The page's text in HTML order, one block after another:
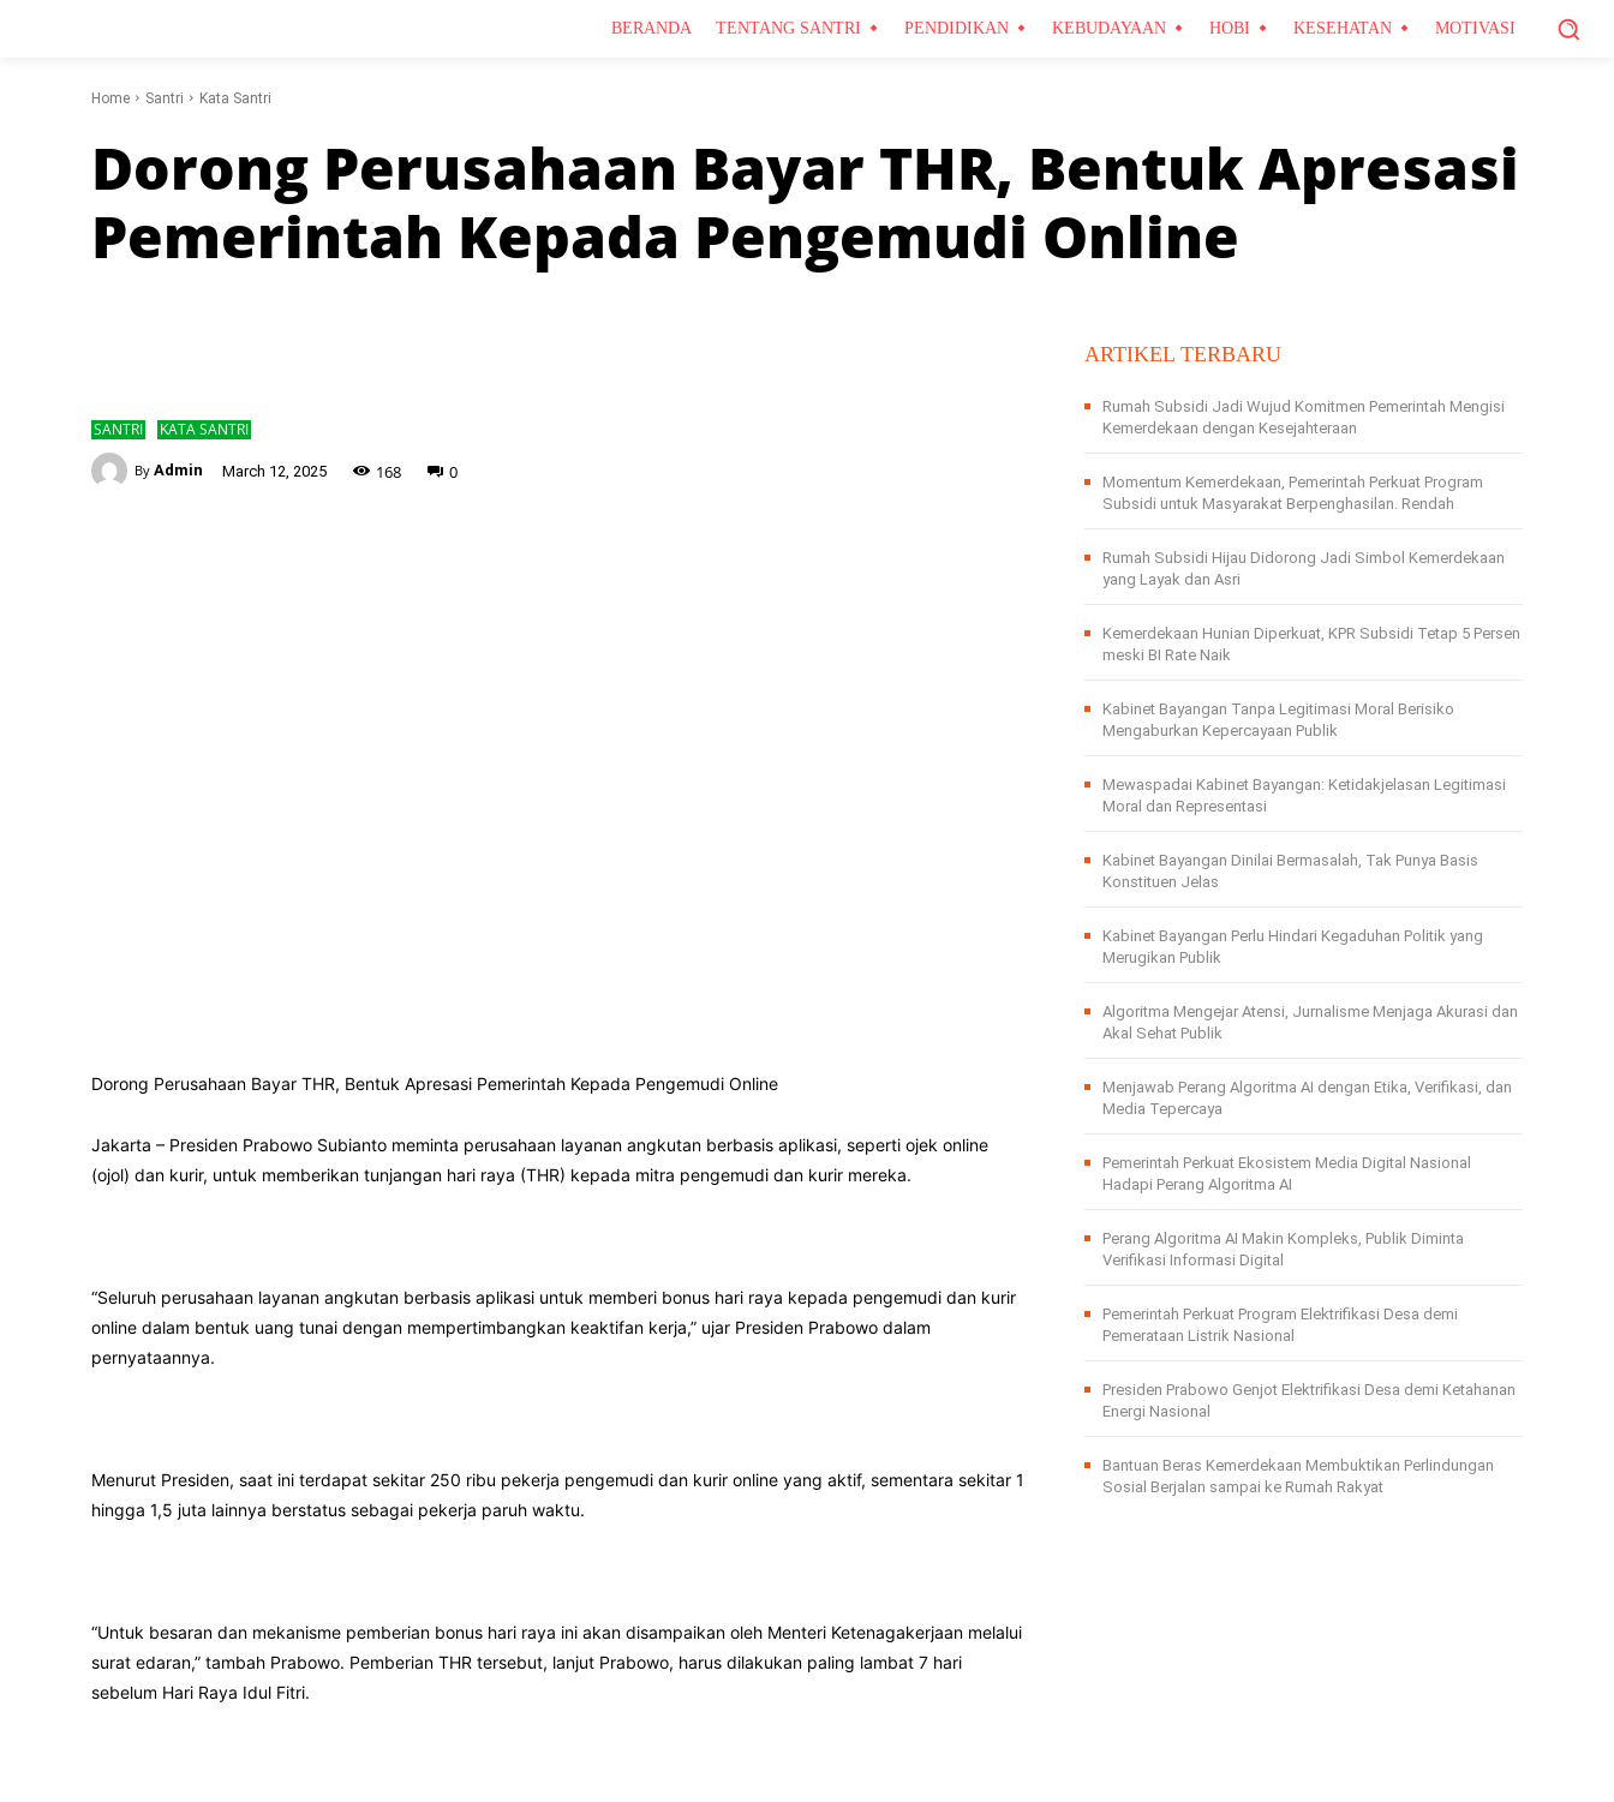
BERANDA TENTANG SANTRI PENDIDIKAN KEBUDAYAAN HOBI KESEHATAN MOTIVASI
Home Santri Kata Santri
Dorong Perusahaan Bayar THR, Bentuk Apresasi
Pemerintah Kepada Pengemudi Online
SANTRI KATA SANTRI
By Admin March 12, 2025 168 0
Dorong Perusahaan Bayar THR, Bentuk Apresasi Pemerintah Kepada Pengemudi Online
Jakarta – Presiden Prabowo Subianto meminta perusahaan layanan angkutan berbasis aplikasi, seperti ojek online
(ojol) dan kurir, untuk memberikan tunjangan hari raya (THR) kepada mitra pengemudi dan kurir mereka.
“Seluruh perusahaan layanan angkutan berbasis aplikasi untuk memberi bonus hari raya kepada pengemudi dan kurir
online dalam bentuk uang tunai dengan mempertimbangkan keaktifan kerja,” ujar Presiden Prabowo dalam
pernyataannya.
Menurut Presiden, saat ini terdapat sekitar 250 ribu pekerja pengemudi dan kurir online yang aktif, sementara sekitar 1
hingga 1,5 juta lainnya berstatus sebagai pekerja paruh waktu.
“Untuk besaran dan mekanisme pemberian bonus hari raya ini akan disampaikan oleh Menteri Ketenagakerjaan melalui
surat edaran,” tambah Prabowo. Pemberian THR tersebut, lanjut Prabowo, harus dilakukan paling lambat 7 hari
sebelum Hari Raya Idul Fitri.
ARTIKEL TERBARU
Rumah Subsidi Jadi Wujud Komitmen Pemerintah Mengisi
Kemerdekaan dengan Kesejahteraan
Momentum Kemerdekaan, Pemerintah Perkuat Program
Subsidi untuk Masyarakat Berpenghasilan. Rendah
Rumah Subsidi Hijau Didorong Jadi Simbol Kemerdekaan
yang Layak dan Asri
Kemerdekaan Hunian Diperkuat, KPR Subsidi Tetap 5 Persen
meski BI Rate Naik
Kabinet Bayangan Tanpa Legitimasi Moral Berisiko
Mengaburkan Kepercayaan Publik
Mewaspadai Kabinet Bayangan: Ketidakjelasan Legitimasi
Moral dan Representasi
Kabinet Bayangan Dinilai Bermasalah, Tak Punya Basis
Konstituen Jelas
Kabinet Bayangan Perlu Hindari Kegaduhan Politik yang
Merugikan Publik
Algoritma Mengejar Atensi, Jurnalisme Menjaga Akurasi dan
Akal Sehat Publik
Menjawab Perang Algoritma AI dengan Etika, Verifikasi, dan
Media Tepercaya
Pemerintah Perkuat Ekosistem Media Digital Nasional
Hadapi Perang Algoritma AI
Perang Algoritma AI Makin Kompleks, Publik Diminta
Verifikasi Informasi Digital
Pemerintah Perkuat Program Elektrifikasi Desa demi
Pemerataan Listrik Nasional
Presiden Prabowo Genjot Elektrifikasi Desa demi Ketahanan
Energi Nasional
Bantuan Beras Kemerdekaan Membuktikan Perlindungan
Sosial Berjalan sampai ke Rumah Rakyat